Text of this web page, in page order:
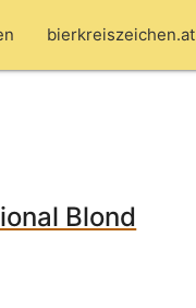
bierkreiszeichen.at
Blond